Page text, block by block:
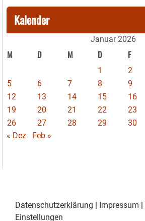
Kalender
Januar 2026
M D M D F
1 2
5
6 7 8 9
12
13 14 15 16
19
20 21 22 23
26
27 28 29 30
« Dez
Feb »
Datenschutzerklärung | Impressum |
Einstellungen